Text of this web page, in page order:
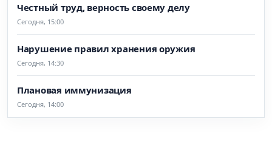
Честный труд, верность своему делу
Сегодня, 15:00
Нарушение правил хранения оружия
Сегодня, 14:30
Плановая иммунизация
Сегодня, 14:00